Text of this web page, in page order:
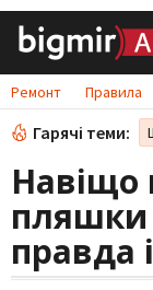
Ремонт Правила
Гарячі теми:
Навіщо
пляшки
правда